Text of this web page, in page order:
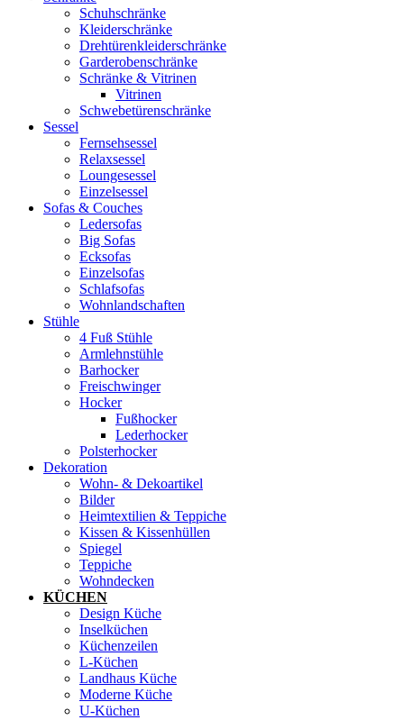
Schuhschränke
Kleiderschränke
Drehtürenkleiderschränke
Garderobenschränke
Schränke & Vitrinen
Vitrinen
Schwebetürenschränke
Sessel
Fernsehsessel
Relaxsessel
Loungesessel
Einzelsessel
Sofas & Couches
Ledersofas
Big Sofas
Ecksofas
Einzelsofas
Schlafsofas
Wohnlandschaften
Stühle
4 Fuß Stühle
Armlehnstühle
Barhocker
Freischwinger
Hocker
Fußhocker
Lederhocker
Polsterhocker
Dekoration
Wohn- & Dekoartikel
Bilder
Heimtextilien & Teppiche
Kissen & Kissenhüllen
Spiegel
Teppiche
Wohndecken
KÜCHEN
Design Küche
Inselküchen
Küchenzeilen
L-Küchen
Landhaus Küche
Moderne Küche
U-Küchen